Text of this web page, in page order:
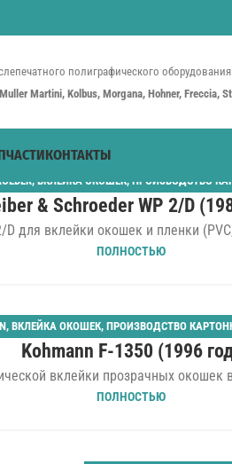
полиграфического
Martini, Kolbus, Morgana, Hohner, Freccia,
КОНТАКТЫ
, ВКЛЕЙКА ОКОШЕК, ПРОИЗВОДСТВО
& Schroeder WP 2/D
для вклейки окошек и пленки
ПОЛНОСТЬЮ
, ВКЛЕЙКА ОКОШЕК, ПРОИЗВОДСТВО
Kohmann F-1350 (1996
вклейки прозрачных
ПОЛНОСТЬЮ